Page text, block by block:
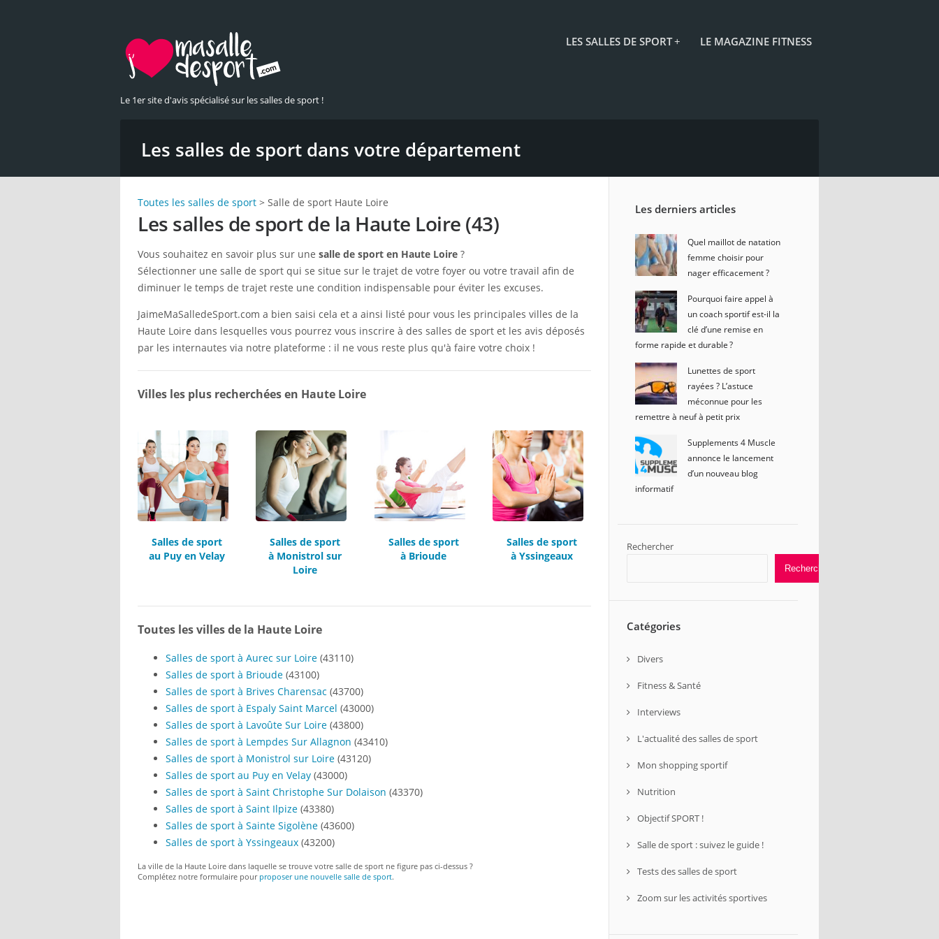
LES SALLES DE SPORT+ LE MAGAZINE FITNESS
Le 1er site d'avis spécialisé sur les salles de sport !
Les salles de sport dans votre département
Toutes les salles de sport > Salle de sport Haute Loire
Les salles de sport de la Haute Loire (43)
Vous souhaitez en savoir plus sur une salle de sport en Haute Loire ?
Sélectionner une salle de sport qui se situe sur le trajet de votre foyer ou votre travail afin de
diminuer le temps de trajet reste une condition indispensable pour éviter les excuses.
JaimeMaSalledeSport.com a bien saisi cela et a ainsi listé pour vous les principales villes de la
Haute Loire dans lesquelles vous pourrez vous inscrire à des salles de sport et les avis déposés
par les internautes via notre plateforme : il ne vous reste plus qu'à faire votre choix !
Villes les plus recherchées en Haute Loire
Salles de sport
au Puy en Velay
Salles de sport
à Monistrol sur
Loire
Salles de sport
à Brioude
Salles de sport
à Yssingeaux
Toutes les villes de la Haute Loire
Salles de sport à Aurec sur Loire (43110)
Salles de sport à Brioude (43100)
Salles de sport à Brives Charensac (43700)
Salles de sport à Espaly Saint Marcel (43000)
Salles de sport à Lavoûte Sur Loire (43800)
Salles de sport à Lempdes Sur Allagnon (43410)
Salles de sport à Monistrol sur Loire (43120)
Salles de sport au Puy en Velay (43000)
Salles de sport à Saint Christophe Sur Dolaison (43370)
Salles de sport à Saint Ilpize (43380)
Salles de sport à Sainte Sigolène (43600)
Salles de sport à Yssingeaux (43200)
La ville de la Haute Loire dans laquelle se trouve votre salle de sport ne figure pas ci-dessus ?
Complétez notre formulaire pour proposer une nouvelle salle de sport.
Les derniers articles
Quel maillot de natation
femme choisir pour
nager efficacement ?
Pourquoi faire appel à
un coach sportif est-il la
clé d’une remise en
forme rapide et durable ?
Lunettes de sport
rayées ? L’astuce
méconnue pour les
remettre à neuf à petit prix
Supplements 4 Muscle
annonce le lancement
d’un nouveau blog
informatif
Rechercher
Rechercher
Catégories
Divers
Fitness & Santé
Interviews
L'actualité des salles de sport
Mon shopping sportif
Nutrition
Objectif SPORT !
Salle de sport : suivez le guide !
Tests des salles de sport
Zoom sur les activités sportives